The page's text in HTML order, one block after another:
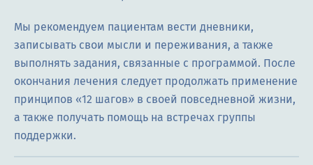
Мы рекомендуем пациентам вести дневники,
записывать свои мысли и переживания, а также
выполнять задания, связанные с программой. После
окончания лечения следует продолжать применение
принципов «12 шагов» в своей повседневной жизни,
а также получать помощь на встречах группы
поддержки.